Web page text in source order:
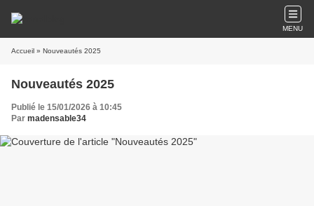
MENU
Accueil » Nouveautés 2025
Nouveautés 2025
Publié le 15/01/2026 à 10:45
Par madensable34